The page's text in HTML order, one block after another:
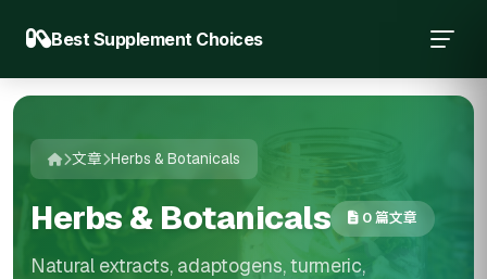
Best Supplement Choices
文章 Herbs & Botanicals
Herbs & Botanicals 0 篇文章
Natural extracts, adaptogens, turmeric,